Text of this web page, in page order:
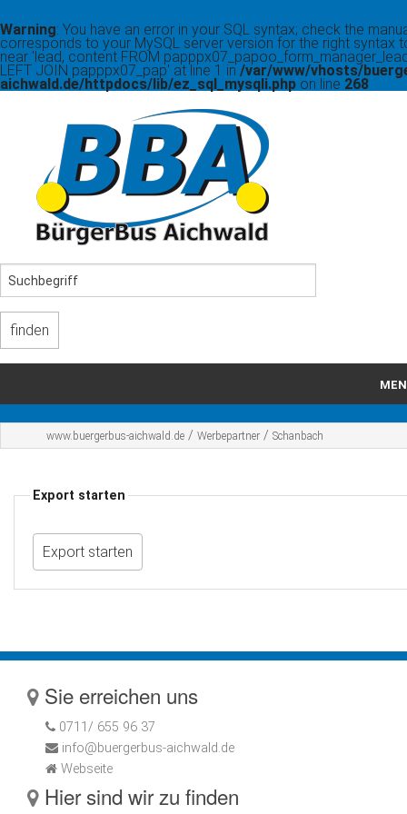
Warning: You have an error in your SQL syntax; check the
corresponds to your MySQL server version for the right syntax
near 'lead, content FROM
LEFT JOIN papppx07_pap' at line 1 in /var/www/vhosts/
aichwald.de/httpdocs/lib/ez_sql_mysqli.php on line 268
Startseite
Fahrplan
Werbepartner
www.buergerbus-aichwald.de / Werbepartner / Schanbach
Export starten
Sie erreichen uns
0711/ 655 96 37
info@buergerbus-aichwald.de
Webseite
Hier sind wir zu finden